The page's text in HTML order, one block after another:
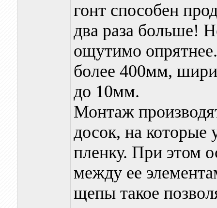
гонт способен
два раза больше!
ощутимо
более 400мм,
до 10мм.
Монтаж
досок, на
пленку. При этом
между ее
щепы такое